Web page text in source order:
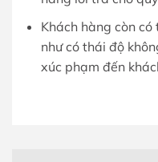
Khách hàng còn
như có thái độ
xúc phạm đến